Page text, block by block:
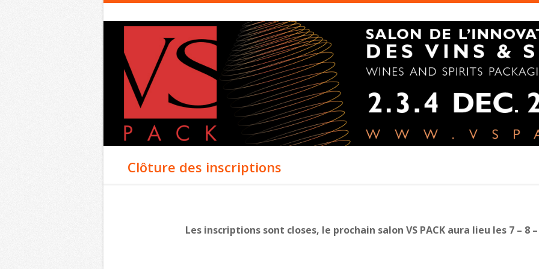
Clôture des inscriptions
Les inscriptions sont closes, le prochain salon VS PACK aura lieu les 7 – 8